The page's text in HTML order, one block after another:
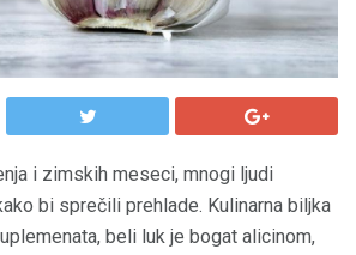
i zimskih meseci, mnogi ljudi
bi sprečili prehlade. Kulinarna biljka
beli luk je bogat alicinom,